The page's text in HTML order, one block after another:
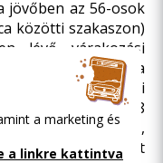
jövőben az 56-osok
közötti szakaszon)
lévő várakozási
várakozni. Azaz a
de a városligeti
nap 8 órától 18
350 Ft/óra,
díj ellenében lehet
a marketing és
a linkre kattintva